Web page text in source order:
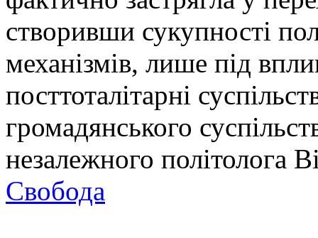
створивши сукупності
механізмів, лише під
посттоталітарні
громадянського
незалежного політолога
Свобода